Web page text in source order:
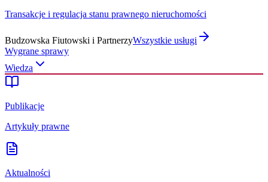
Transakcje i regulacja stanu prawnego nieruchomości
Budzowska Fiutowski i PartnerzyWszystkie usługi
Wygrane sprawy
Wiedza
Publikacje
Artykuły prawne
Aktualności